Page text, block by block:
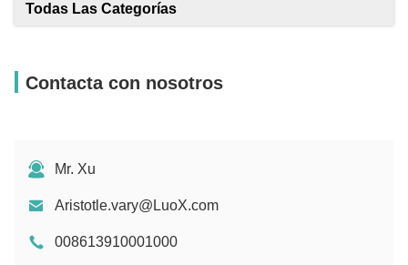
Todas Las Categorías
Contacta con nosotros
Mr. Xu
Aristotle.vary@LuoX.com
008613910001000